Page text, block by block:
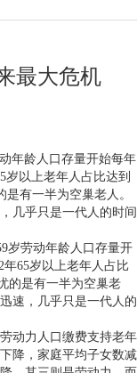
最大危机
年龄人口存量开始每年
岁以上老年人占比达到
有一半为空巢老人。
几乎只是一代人的时间
岁劳动年龄人口存量开
年65岁以上老年人占比
的是有一半为空巢老
速，几乎只是一代人的
动力人口缴费支持老年
降，家庭平均子女数减